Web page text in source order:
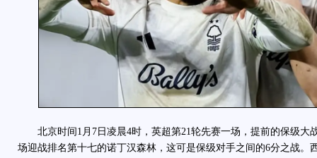
北京时间1月7日凌晨4时，英超第21轮先赛一场，提前的保级大
场迎战排名第十七的诺丁汉森林，这可是保级对手之间的6分之战。